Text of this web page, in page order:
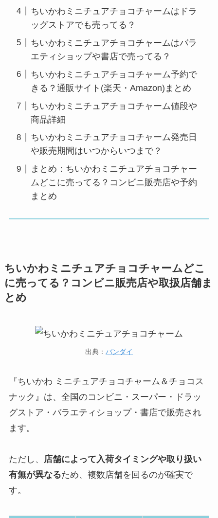
ちいかわミニチュアチョコチャームはドラ
ッグストアでも売ってる？
ちいかわミニチュアチョコチャームはバラ
エティショップや書店で売ってる？
ちいかわミニチュアチョコチャーム予約で
きる？通販サイト(楽天・Amazon)まとめ
ちいかわミニチュアチョコチャーム値段や
商品詳細
ちいかわミニチュアチョコチャーム発売日
や販売期間はいつからいつまで？
まとめ：ちいかわミニチュアチョコチャー
ムどこに売ってる？コンビニ販売店や予約
まとめ
ちいかわミニチュアチョコチャームどこ
に売ってる？コンビニ販売店や取扱店舗ま
とめ
出典： バンダイ
『ちいかわ ミニチュアチョコチャーム＆チョコス
ナック』は、全国のコンビニ・スーパー・ドラッ
グストア・バラエティショップ・書店で販売され
ます。
ただし、 店舗によって入荷タイミングや取り扱い
有無が異なるため、複数店舗を回るのが確実で
す。